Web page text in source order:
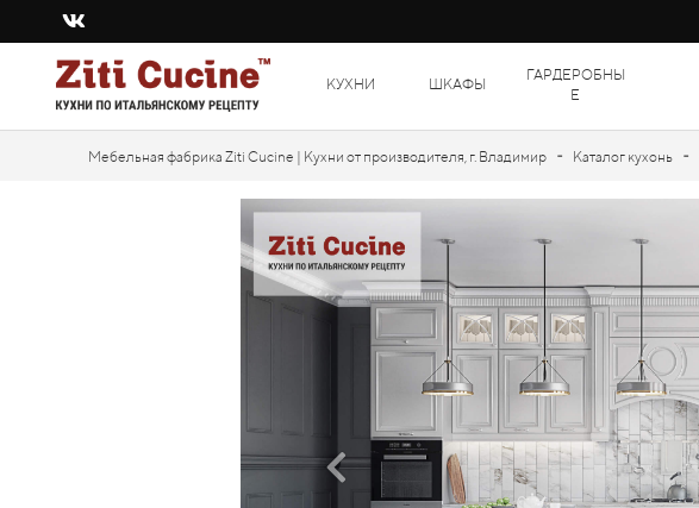
КУХНИ ШКАФЫ
ГАРДЕРОБНЫ
Е
Мебельная фабрика Ziti Cucine | Кухни от производителя, г. Владимир - Каталог кухонь -